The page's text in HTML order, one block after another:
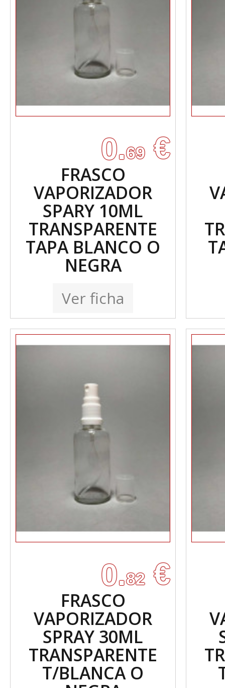
0.69 €
FRASCO
VAPORIZADOR
SPARY 10ML
TRANSPARENTE
TAPA BLANCO O
NEGRA
Ver ficha
0.82 €
FRASCO
VAPORIZADOR
SPRAY 30ML
TRANSPARENTE
T/BLANCA O